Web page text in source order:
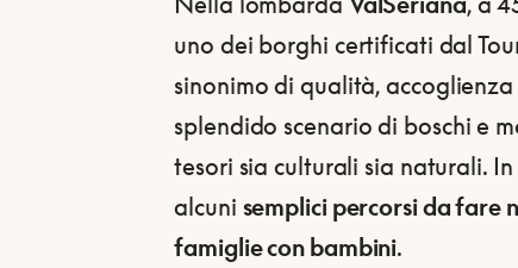
uno dei borghi certificati dal
sinonimo di qualità,
splendido scenario di boschi e
tesori sia culturali sia naturali.
alcuni semplici percorsi da fare
famiglie con bambini.